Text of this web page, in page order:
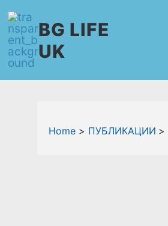
Skip
to
content
BG LIFE
UK
Home ПУБЛИКАЦИИ